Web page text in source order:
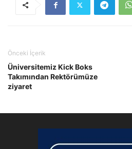
Önceki İçerik
Üniversitemiz Kick Boks
Takımından Rektörümüze
ziyaret